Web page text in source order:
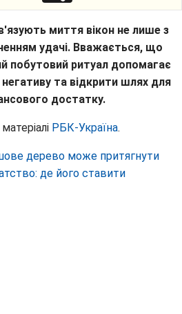
миття вікон не лише з
удачі. Вважається, що
побутовий ритуал допомагає
та відкрити шлях для
достатку.
РБК-Україна.
дерево може притягнути
де його ставити